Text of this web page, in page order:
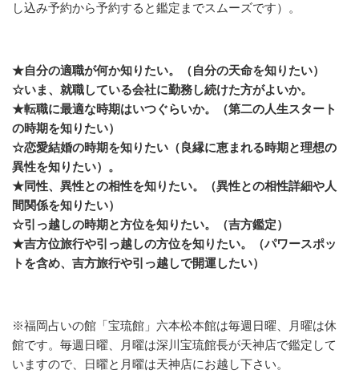
し込み予約から予約すると鑑定までスムーズです）。
★自分の適職が何か知りたい。（自分の天命を知りたい）
☆いま、就職している会社に勤務し続けた方がよいか。
★転職に最適な時期はいつぐらいか。（第二の人生スタート
の時期を知りたい）
☆恋愛結婚の時期を知りたい（良縁に恵まれる時期と理想の
異性を知りたい）。
★同性、異性との相性を知りたい。（異性との相性詳細や人
間関係を知りたい）
☆引っ越しの時期と方位を知りたい。（吉方鑑定）
★吉方位旅行や引っ越しの方位を知りたい。（パワースポッ
トを含め、吉方旅行や引っ越しで開運したい）
※福岡占いの館「宝琉館」六本松本館は毎週日曜、月曜は休
館です。毎週日曜、月曜は深川宝琉館長が天神店で鑑定して
いますので、日曜と月曜は天神店にお越し下さい。